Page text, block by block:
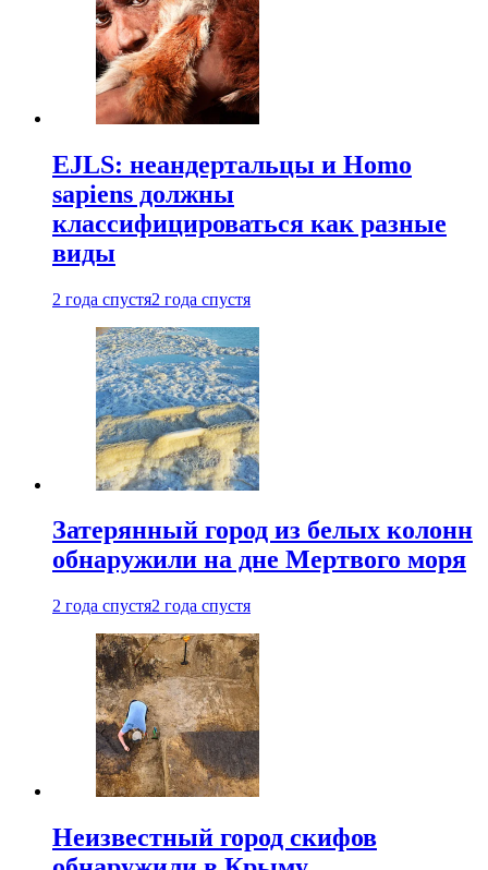
EJLS: неандертальцы и Homo
sapiens должны
классифицироваться как разные
виды
2 года спустя2 года спустя
Затерянный город из белых колонн
обнаружили на дне Мертвого моря
2 года спустя2 года спустя
Неизвестный город скифов